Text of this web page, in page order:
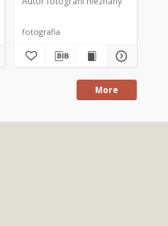
fotografia
More